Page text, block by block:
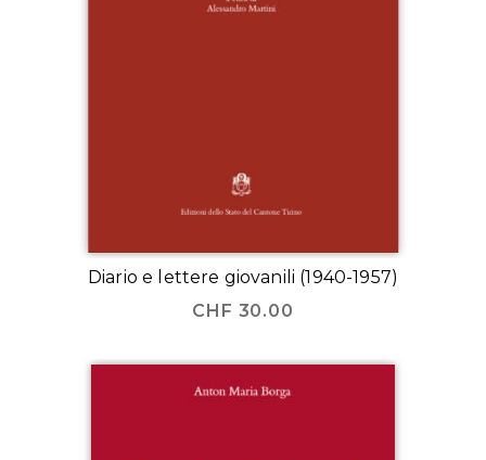
Diario e lettere giovanili (1940-1957)
CHF 30.00